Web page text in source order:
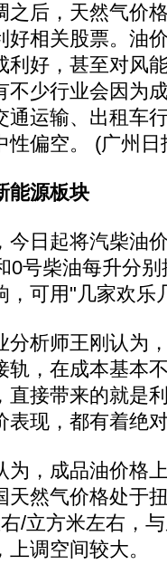
后，天然气价
好相关股票。油
利好，甚至对风
不少行业会因为
通运输、出租车
性偏空。 (广州日
能源板块
日起将汽柴油
0号柴油每升分
，可用"几家欢乐
析师王刚认为
轨，在成本基本
直接带来的就是
表现，都有着绝
，成品油价格
天然气价格处于
/立方米左右，
调空间较大。